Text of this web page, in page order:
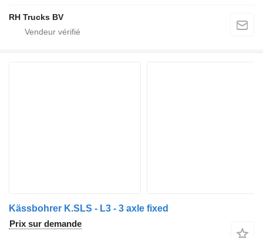
RH Trucks BV
Kässbohrer K.SLS - L3 - 3 axle fixed
Prix sur demande